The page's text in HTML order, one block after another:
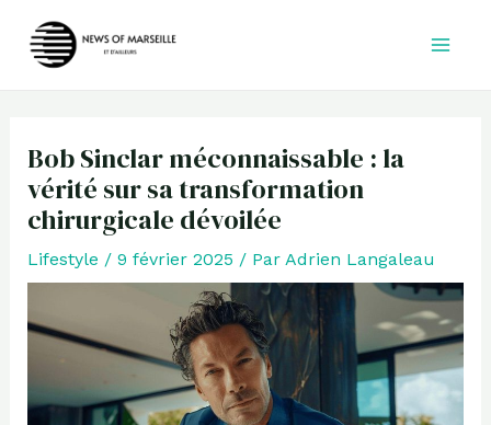
Bob Sinclar méconnaissable : la
vérité sur sa transformation
chirurgicale dévoilée
Lifestyle / 9 février 2025 / Par Adrien Langaleau